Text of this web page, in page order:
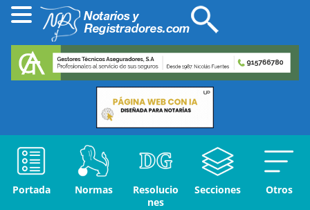
Portada Normas
Resolucio
nes
Secciones Otros